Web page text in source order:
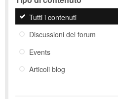
Tutti i contenuti
Discussioni del forum
Events
Articoli blog